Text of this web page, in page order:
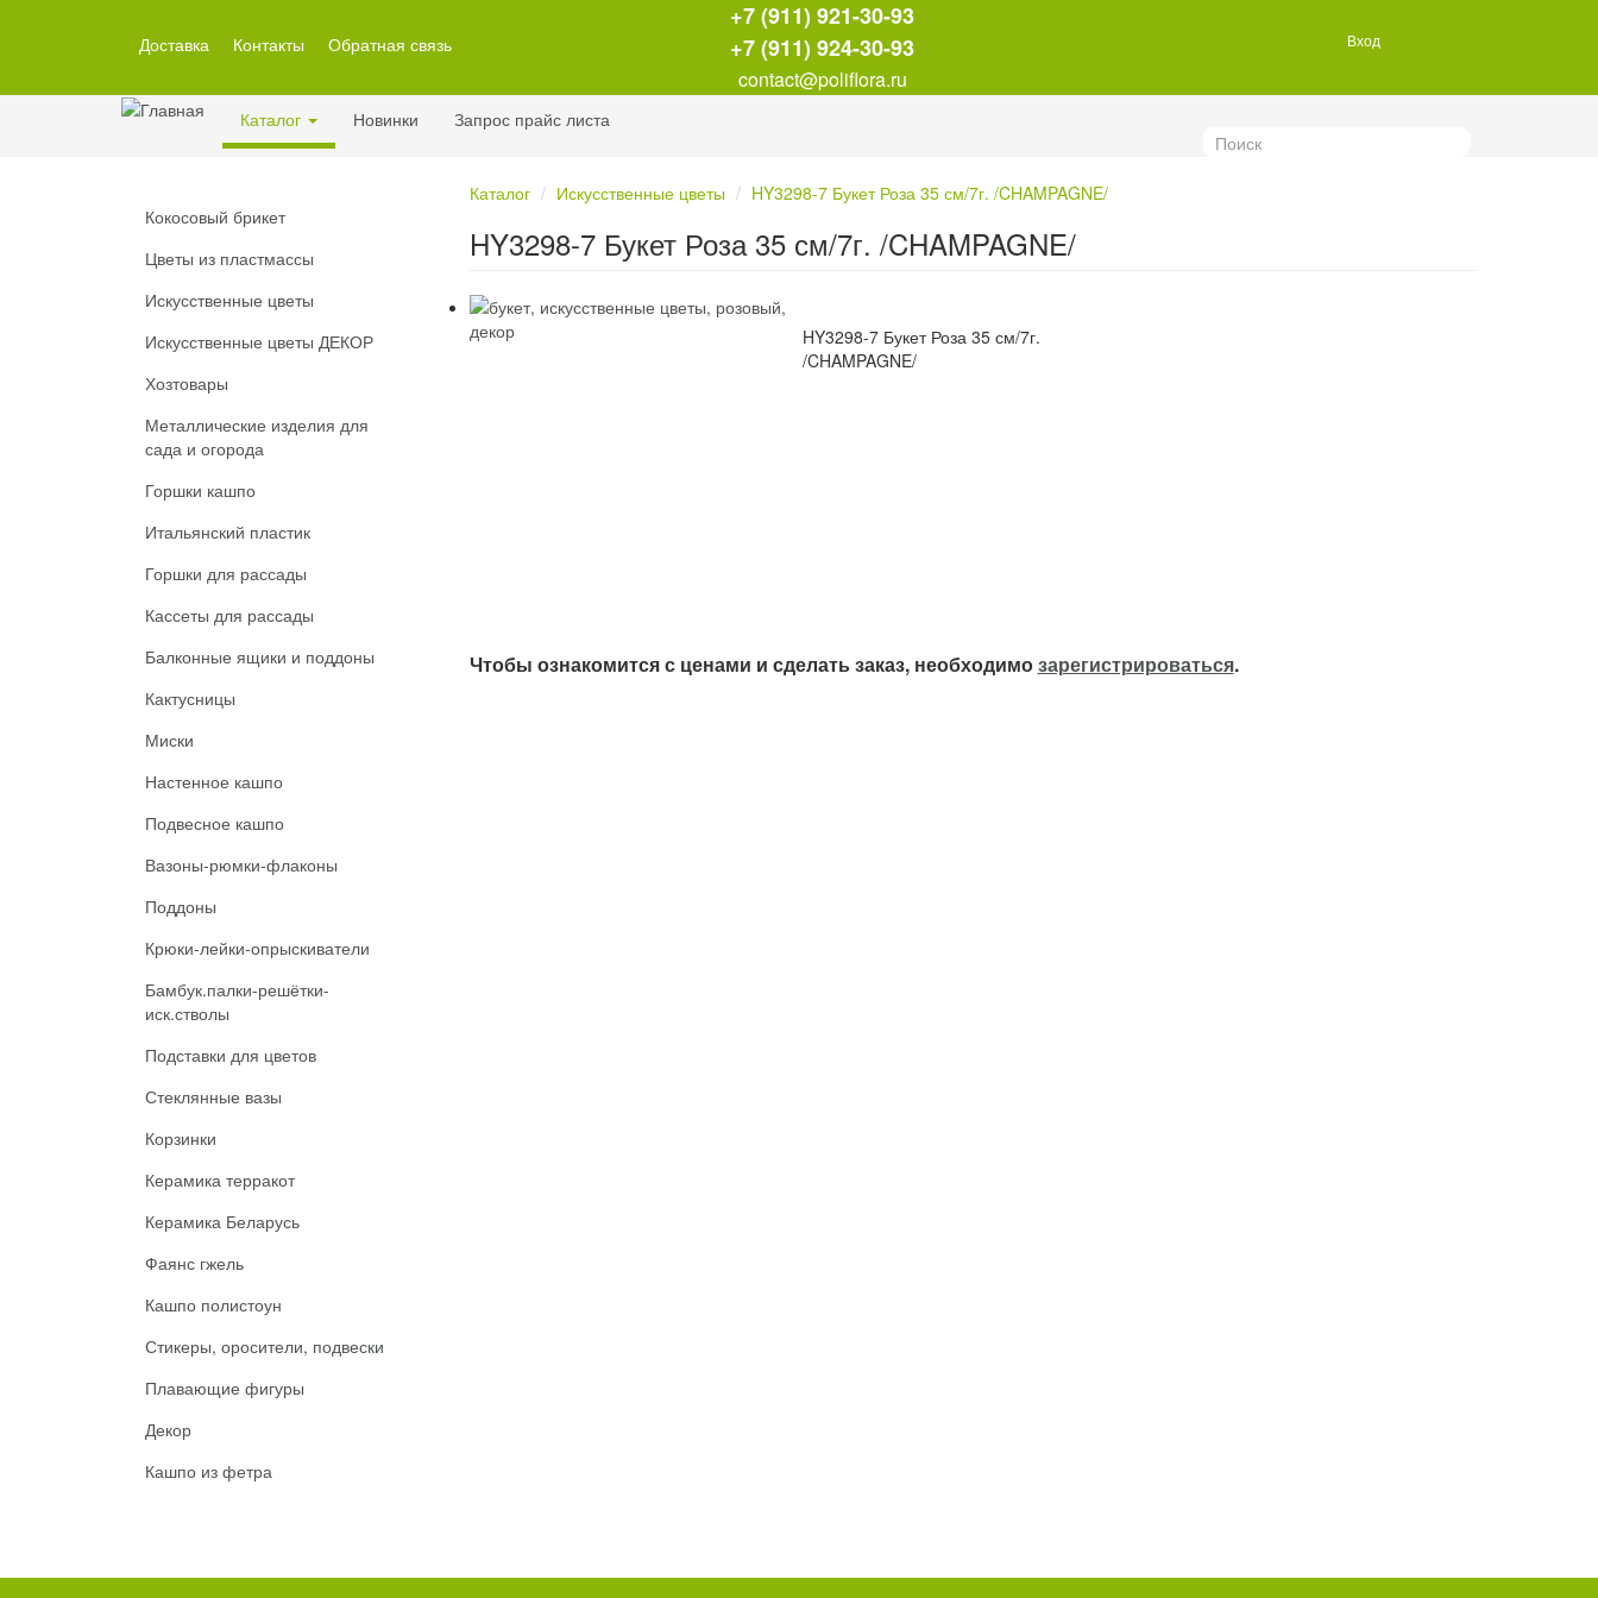
Доставка Контакты Обратная связь
+7 (911) 921-30-93
+7 (911) 924-30-93
contact@poliflora.ru
Вход
Каталог Новинки Запрос прайс листа
Кокосовый брикет
Цветы из пластмассы
Искусственные цветы
Искусственные цветы ДЕКОР
Хозтовары
Металлические изделия для
сада и огорода
Горшки кашпо
Итальянский пластик
Горшки для рассады
Кассеты для рассады
Балконные ящики и поддоны
Кактусницы
Миски
Настенное кашпо
Подвесное кашпо
Вазоны-рюмки-флаконы
Поддоны
Крюки-лейки-опрыскиватели
Бамбук.палки-решётки-
иск.стволы
Подставки для цветов
Стеклянные вазы
Корзинки
Керамика терракот
Керамика Беларусь
Фаянс гжель
Кашпо полистоун
Стикеры, оросители, подвески
Плавающие фигуры
Декор
Кашпо из фетра
Каталог Искусственные цветы HY3298-7 Букет Роза 35 см/7г. /CHAMPAGNE/
HY3298-7 Букет Роза 35 см/7г. /CHAMPAGNE/
HY3298-7 Букет Роза 35 см/7г.
/CHAMPAGNE/
Чтобы ознакомится с ценами и сделать заказ, необходимозарегистрироваться.